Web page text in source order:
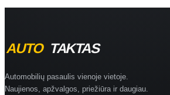
Automobilių pasaulis vienoje vietoje.
Naujienos, apžvalgos, priežiūra ir daugiau.